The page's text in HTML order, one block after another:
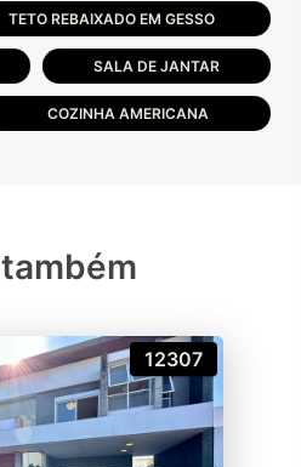
TETO REBAIXADO EM GESSO
SALA DE JANTAR
COZINHA AMERICANA
12307